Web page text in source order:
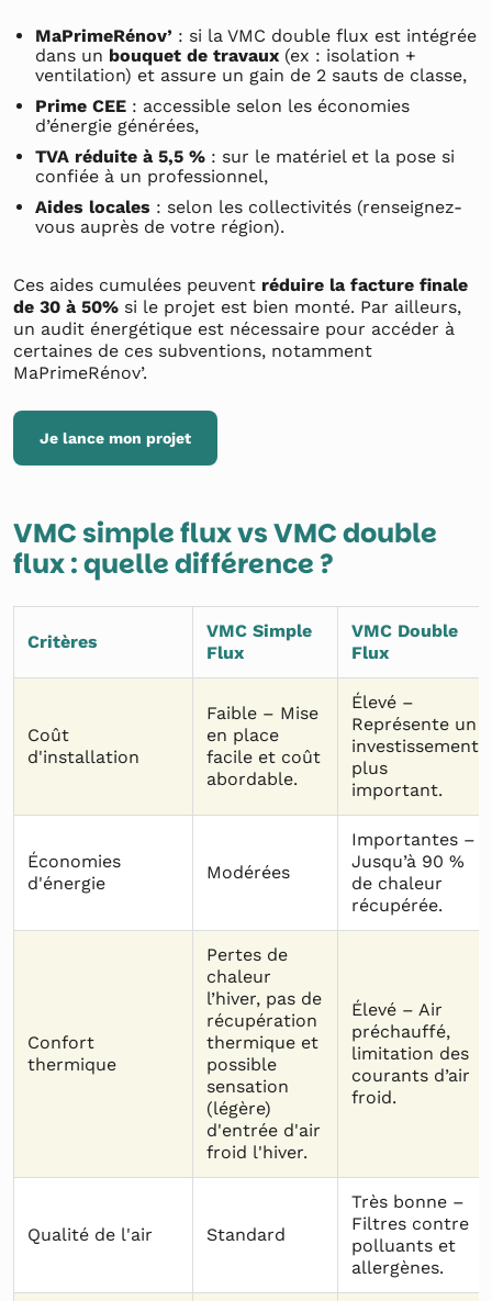
MaPrimeRénov’ : si la VMC double flux est intégrée
dans un bouquet de travaux (ex : isolation +
ventilation) et assure un gain de 2 sauts de classe,
Prime CEE : accessible selon les économies
d’énergie générées,
TVA réduite à 5,5 % : sur le matériel et la pose si
confiée à un professionnel,
Aides locales : selon les collectivités (renseignez-
vous auprès de votre région).
Ces aides cumulées peuvent réduire la facture finale
de 30 à 50% si le projet est bien monté. Par ailleurs,
un audit énergétique est nécessaire pour accéder à
certaines de ces subventions, notamment
MaPrimeRénov’.
Je lance mon projet
VMC simple flux vs VMC double
flux : quelle différence ?
Critères
VMC Simple
Flux
VMC Double
Flux
Coût
d'installation
Faible – Mise
en place
facile et coût
abordable.
Élevé –
Représente un
investissement
plus
important.
Économies
d'énergie
Modérées
Importantes –
Jusqu’à 90 %
de chaleur
récupérée.
Confort
thermique
Pertes de
chaleur
l’hiver, pas de
récupération
thermique et
possible
sensation
(légère)
d'entrée d'air
froid l'hiver.
Élevé – Air
préchauffé,
limitation des
courants d’air
froid.
Qualité de l'air Standard
Très bonne –
Filtres contre
polluants et
allergènes.